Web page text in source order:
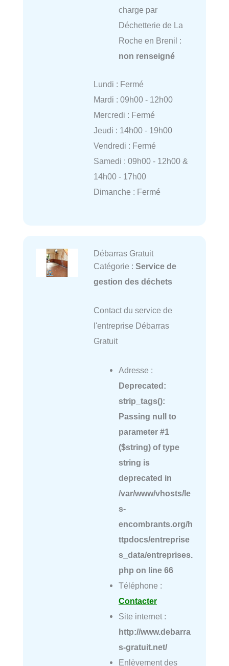
charge par
Déchetterie de La
Roche en Brenil :
non renseigné
Lundi : Fermé
Mardi : 09h00 - 12h00
Mercredi : Fermé
Jeudi : 14h00 - 19h00
Vendredi : Fermé
Samedi : 09h00 - 12h00 &
14h00 - 17h00
Dimanche : Fermé
Débarras Gratuit
Catégorie : Service de
gestion des déchets
Contact du service de
l'entreprise Débarras
Gratuit
Adresse :
Deprecated:
strip_tags():
Passing null to
parameter #1
($string) of type
string is
deprecated in
/var/www/vhosts/le
s-
encombrants.org/h
ttpdocs/entreprise
s_data/entreprises.
php on line 66
Téléphone :
Contacter
Site internet :
http://www.debarra
s-gratuit.net/
Enlèvement des